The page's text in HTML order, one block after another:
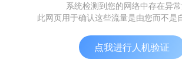
系统检测到您的网络中存在异
此网页用于确认这些流量是由您而不是
点我进行人机验证